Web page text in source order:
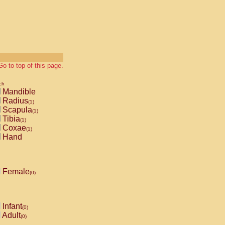
to top of this page.
Mandible
Radius(1)
Scapula(1)
Tibia(1)
Coxae(1)
Hand
Female(0)
Infant(0)
Adult(0)